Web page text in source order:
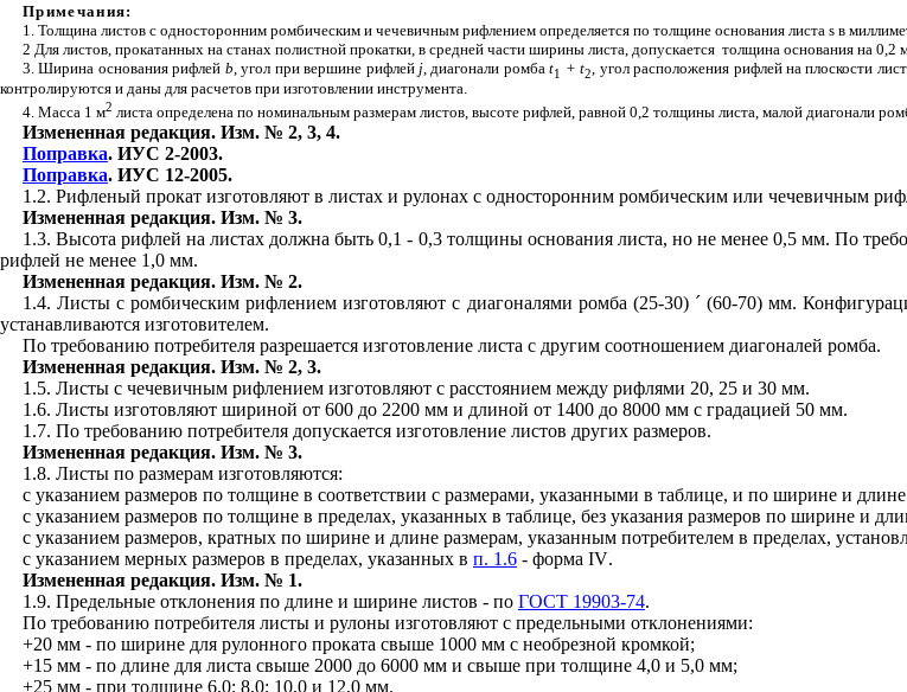
Примечания:
1. Толщина листов с односторонним ромбическим и чечевичным рифлением определяется по толщине основания листа sв
2 Для листов, прокатанных на станах полистной прокатки, в средней части ширины листа, допускается толщина основания на 0,2
3. Ширина основаниярифлей b , угол при вершине рифлей j, диагонали ромба t1 + t2 , угол расположения рифлей на плоскости
контролируются и даны для расчетов при изготовлении инструмента.
4. Масса 1 м2 листа определена по номинальным размерам листов, высоте рифлей, равной 0,2 толщины листа, малой диагонали
Измененная редакция. Изм. № 2, 3, 4.
Поправка. ИУС 2-2003.
Поправка. ИУС 12-2005.
1.2. Рифленый прокат изготовляют в листах и рулонах с односторонним ромбическим или чечевичным
Измененная редакция. Изм. № 3.
1.3. Высота рифлей на листах должна быть 0,1 - 0,3 толщины основания листа, но не менее 0,5 мм. По
рифлей не менее 1,0 мм.
Измененная редакция. Изм. № 2.
1.4. Листы с ромбическим рифлением изготовляют с диагоналями ромба (25-30) ´(60-70) мм.
устанавливаются изготовителем.
По требованию потребителя разрешается изготовление листа с другим соотношением диагоналей ромба.
Измененная редакция. Изм. № 2, 3.
1 .5. Листы с чечевичным рифлением изготовляют с расстояниеммежду рифлями 20, 25 и 30 мм.
1.6. Листы изготовляют шириной от 600 до 2200 мм и длиной от 1400 до 8000 мм с градацией 50 мм.
1.7. По требованию потребителя допускается изготовление листов других размеров.
Измененная редакция. Изм. № 3.
1.8. Листы по размерам изготовляются:
с указанием размеров по толщине в соответствии с размерами, указанными в таблице, и по ширине и
с указанием размеров по толщине в пределах, указанных в таблице, без указания размеров по ширине и
с указанием размеров, кратных по ширине и длине размерам, указанным потребителем в пределах,
с указанием мерных размеров в пределах, указанных в п. 1.6- форма IV.
Измененная редакция. Изм. № 1.
1.9. Предельные отклонения по длине и ширине листов - по ГОСТ 19903-74.
По требованию потребителя листы и рулоны изготовляют с предельными отклонениями:
+20 мм - по ширине для рулонного проката свыше 1000 мм с необрезной кромкой;
+15 мм - по длине для листа свыше 2000 до 6000 мм и свыше при толщине 4,0 и 5,0 мм;
+25 мм - при толщине 6,0; 8,0; 10,0 и 12,0 мм.